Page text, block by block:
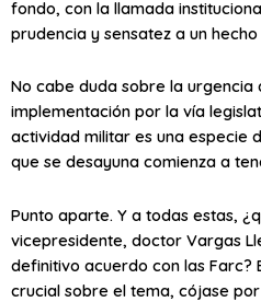
fondo, con la llamada
prudencia y sensatez a un
No cabe duda sobre la
implementación por la vía
actividad militar es una especie
que se desayuna comienza a
Punto aparte. Y a todas estas,
vicepresidente, doctor Vargas
definitivo acuerdo con las Farc?
crucial sobre el tema, cójase